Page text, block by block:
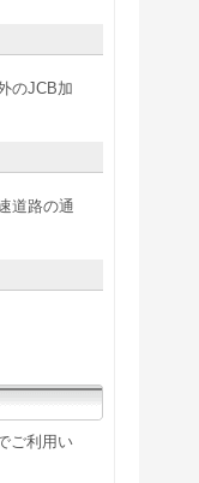
のJCB加
道路の通
ご利用い